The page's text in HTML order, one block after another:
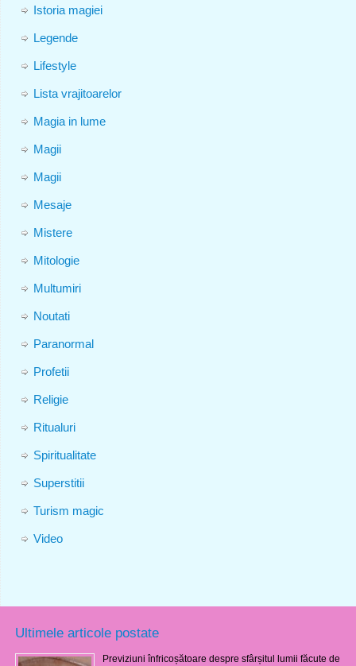
Istoria magiei
Legende
Lifestyle
Lista vrajitoarelor
Magia in lume
Magii
Magii
Mesaje
Mistere
Mitologie
Multumiri
Noutati
Paranormal
Profetii
Religie
Ritualuri
Spiritualitate
Superstitii
Turism magic
Video
Ultimele articole postate
Previziuni înfricoșătoare despre sfârșitul lumii făcute de